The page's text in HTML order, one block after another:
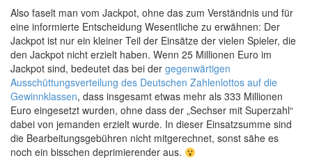
Also faselt man vom Jackpot, ohne das zum Verständnis und für
eine informierte Entscheidung Wesentliche zu erwähnen: Der
Jackpot ist nur ein kleiner Teil der Einsätze der vielen Spieler, die
den Jackpot nicht erzielt haben. Wenn 25 Millionen Euro im
Jackpot sind, bedeutet das bei der gegenwärtigen
Ausschüttungsverteilung des Deutschen Zahlenlottos auf die
Gewinnklassen, dass insgesamt etwas mehr als 333 Millionen
Euro eingesetzt wurden, ohne dass der „Sechser mit Superzahl“
dabei von jemanden erzielt wurde. In dieser Einsatzsumme sind
die Bearbeitungsgebühren nicht mitgerechnet, sonst sähe es
noch ein bisschen deprimierender aus.